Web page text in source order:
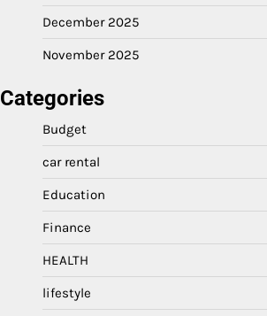
December 2025
November 2025
Categories
Budget
car rental
Education
Finance
HEALTH
lifestyle